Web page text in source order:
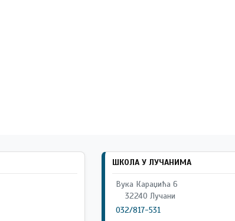
ШКОЛА У ЛУЧАНИМА
Вука Караџића 6
32240 Лучани
032/817-531